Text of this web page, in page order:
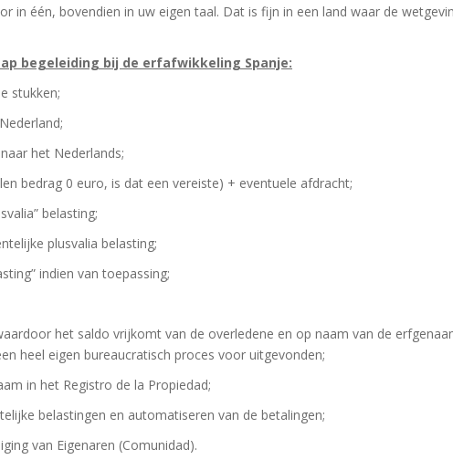
in één, bovendien in uw eigen taal. Dat is fijn in een land waar de
begeleiding bij de erfafwikkeling Spanje:
stukken;
het Nederlands;
bedrag 0 euro, is dat een vereiste) + eventuele afdracht;
belasting;
plusvalia belasting;
indien van toepassing;
het saldo vrijkomt van de overledene en op naam van de
heel eigen bureaucratisch proces voor uitgevonden;
in het Registro de la Propiedad;
belastingen en automatiseren van de betalingen;
van Eigenaren (Comunidad).